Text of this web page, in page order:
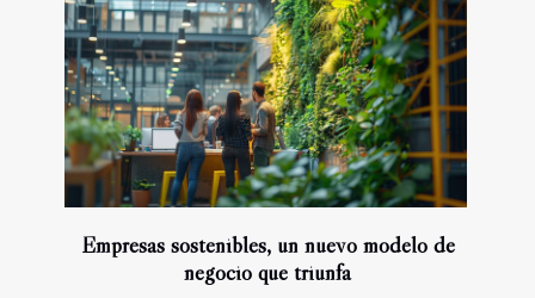
Empresas sostenibles, un nuevo modelo de
negocio que triunfa